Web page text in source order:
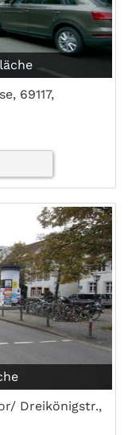
69117,
Dreikönigstr.,